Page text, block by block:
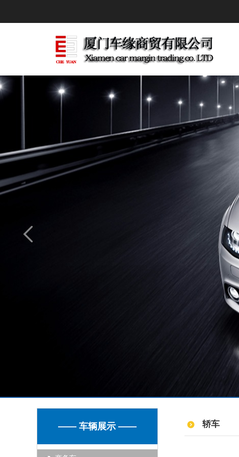
—— 车辆展示 —— 轿车